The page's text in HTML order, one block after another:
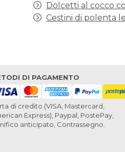
Dolcetti al cocco
Cestini di polenta
DI PAGAMENTO
di credito (VISA, Mastercard,
Express), Paypal, PostePay,
anticipato, Contrassegno.